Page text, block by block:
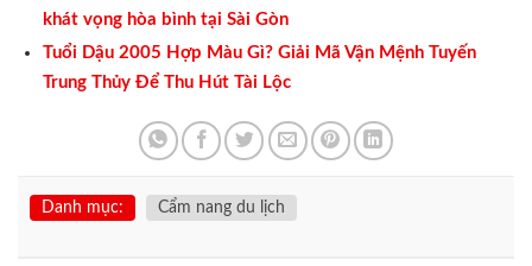
khát vọng hòa bình tại Sài Gòn
Tuổi Dậu 2005 Hợp Màu Gì? Giải Mã Vận Mệnh Tuyến
Trung Thủy Để Thu Hút Tài Lộc
Danh mục: Cẩm nang du lịch